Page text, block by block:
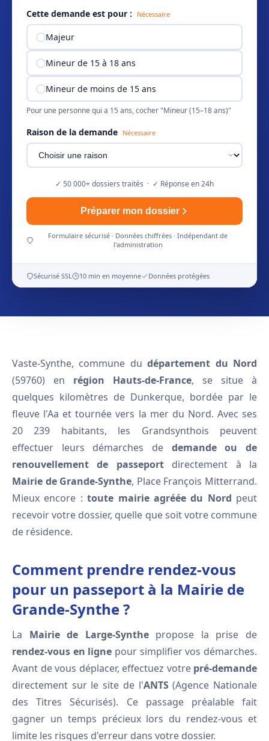
Cette demande est pour : Nécessaire
Majeur
Mineur de 15 à 18 ans
Mineur de moins de 15 ans
Pour une personne qui a 15 ans, cocher "Mineur (15–18 ans)"
Raison de la demande Nécessaire
✓ 50 000+ dossiers traités · ✓ Réponse en 24h
Préparer mon dossier
Formulaire sécurisé · Données chiffrées · Indépendant de
l'administration
Sécurisé SSL 10 min en moyenne Données protégées
Vaste-Synthe, commune dudépartement du Nord
(59760) en région Hauts-de-France, se situe à
quelques kilomètres de Dunkerque, bordée par le
fleuve l'Aa et tournée vers la mer du Nord. Avec ses
20 239 habitants, les Grandsynthois peuvent
effectuer leurs démarches de demande ou de
renouvellement de passeportdirectement à la
Mairie de Grande-Synthe, Place François Mitterrand.
Mieux encore :toute mairie agréée du Nord peut
recevoir votre dossier, quelle que soit votre commune
de résidence.
Comment prendre rendez-vous
pour un passeport à la Mairie de
Grande-Synthe ?
La Mairie de Large-Synthepropose la prise de
rendez-vous en ligne pour simplifier vos démarches.
Avant de vous déplacer, effectuez votre pré-demande
directement sur le site de l'ANTS(Agence Nationale
des Titres Sécurisés). Ce passage préalable fait
gagner un temps précieux lors du rendez-vous et
limite les risques d'erreur dans votre dossier.